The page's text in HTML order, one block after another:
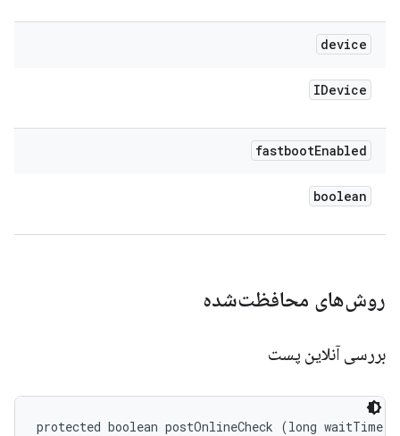
device
IDevice
fastbootEnabled
boolean
روش‌های محافظت‌شده
بررسی آنلاین پست
protected boolean postOnlineCheck (long waitTime)